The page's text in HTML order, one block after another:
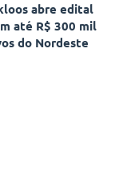
abre edital
até R$ 300 mil
do Nordeste